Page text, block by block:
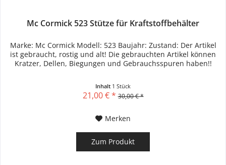
Mc Cormick 523 Stütze für Kraftstoffbehälter
Marke: Mc Cormick Modell: 523 Baujahr: Zustand: Der Artikel
ist gebraucht, rostig und alt! Die gebrauchten Artikel können
Kratzer, Dellen, Biegungen und Gebrauchsspuren haben!!
Inhalt 1 Stück
21,00 € * 30,00 € *
Merken
Zum Produkt